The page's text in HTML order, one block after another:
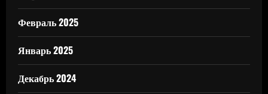
Февраль 2025
Январь 2025
Декабрь 2024